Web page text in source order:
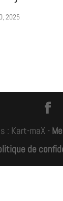
2025
: Kart-maX -
de